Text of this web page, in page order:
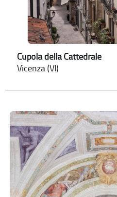
Cupola della Cattedrale
Vicenza (VI)